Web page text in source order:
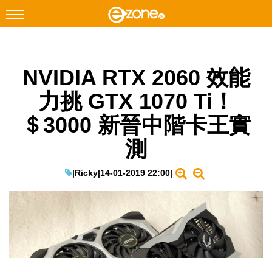
Facebook Instagram
科技焦點
網絡生活
EduTech
生成式AI與雲端應用
NVIDIA RTX 2060 效能
力挑 GTX 1070 Ti！
＄3000 新晉中階卡王實
測
|Ricky|14-01-2019 22:00|